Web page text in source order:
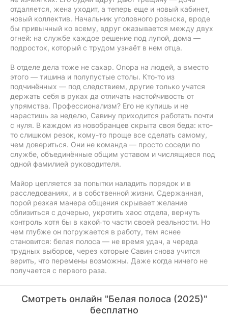
отдаляется, жена уходит, а теперь еще и новый кабинет,
новый коллектив. Начальник уголовного розыска, вроде
бы привычный ко всему, вдруг оказывается между двух
огней: на службе каждое решение под лупой, дома —
подросток, который с трудом узнаёт в нем отца.
В отделе дела тоже не сахар. Опора на людей, а вместо
этого — тишина и полупустые столы. Кто‑то из
подчинённых — под следствием, другие только учатся
держать себя в руках да отличать настойчивость от
упрямства. Профессионализм? Его не купишь и не
нарастишь за неделю, Савину приходится работать почти
с нуля. В каждом из новобранцев скрыта своя беда: кто-
то слишком резок, кому-то проще все сделать самому,
чем довериться. Они не команда — просто соседи по
службе, объединённые общим уставом и числящиеся под
одной фамилией руководителя.
Майор цепляется за попытки наладить порядок и в
расследованиях, и в собственной жизни. Сдержанная,
порой резкая манера общения скрывает желание
сблизиться с дочерью, укротить хаос отдела, вернуть
контроль хотя бы в какой‑то части своей реальности. Но
чем глубже он погружается в работу, тем яснее
становится: белая полоса — не время удач, а череда
трудных выборов, через которые Савин снова учится
верить, что перемены возможны. Даже когда ничего не
получается с первого раза.
Смотреть онлайн "Белая полоса (2025)"
бесплатно